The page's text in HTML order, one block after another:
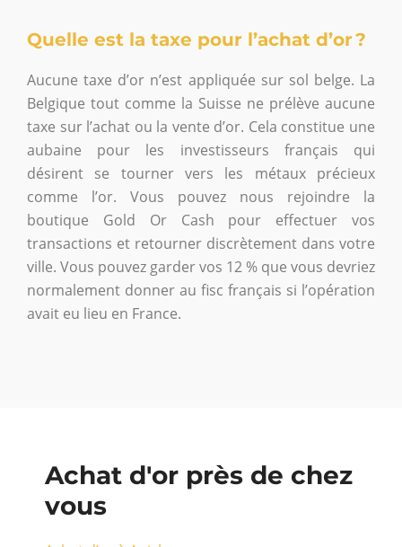
Quelle est la taxe pour l’achat d’or ?
Aucune taxe d’or n’est appliquée sur sol belge. La
Belgique tout comme la Suisse ne prélève aucune
taxe sur l’achat ou la vente d’or. Cela constitue une
aubaine pour les investisseurs français qui
désirent se tourner vers les métaux précieux
comme l’or. Vous pouvez nous rejoindre la
boutique Gold Or Cash pour effectuer vos
transactions et retourner discrètement dans votre
ville. Vous pouvez garder vos 12 % que vous devriez
normalement donner au fisc français si l’opération
avait eu lieu en France.
Achat d'or près de chez
vous